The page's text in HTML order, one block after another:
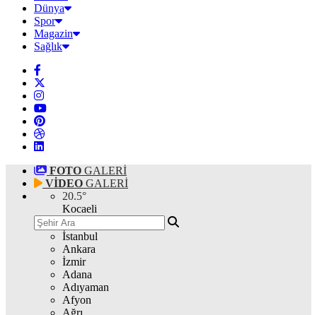
Dünya
Spor
Magazin
Sağlık
FOTO GALERİ
VİDEO GALERİ
20.5°
Kocaeli
İstanbul
Ankara
İzmir
Adana
Adıyaman
Afyon
Ağrı